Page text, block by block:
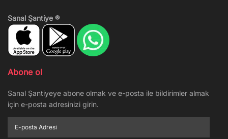
Sanal Şantiye ®
Abone ol
Sanal Şantiyeye abone olmak ve e-posta ile bildirimler almak
için e-posta adresinizi girin.
posta